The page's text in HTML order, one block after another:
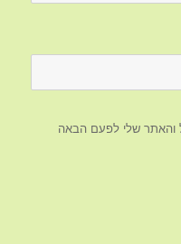
והאתר שלי לפעם הבאה